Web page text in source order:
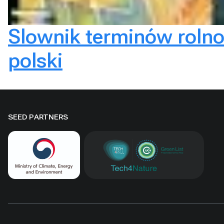
Slownik terminów
polski
SEED PARTNERS